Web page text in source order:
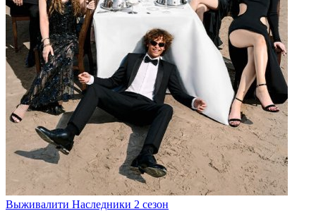
Выживалити Наследники 2 сезон